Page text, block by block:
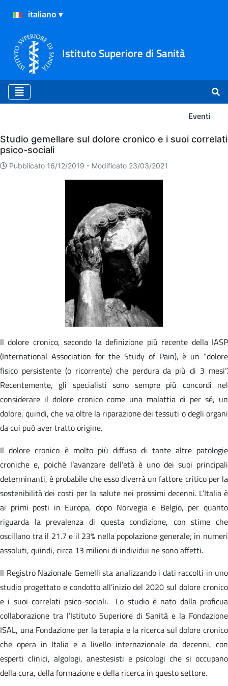
Istituto Superiore di Sanità
Eventi
Eventi
Studio gemellare sul dolore cronico e i suoi correlati
psico-sociali
Pubblicato 16/12/2019 - Modificato 23/03/2021
Il dolore cronico, secondo la definizione più recente della IASP
(International Association for the Study of Pain), è un “dolore
fisico persistente (o ricorrente) che perdura da più di 3 mesi”.
Recentemente, gli specialisti sono sempre più concordi nel
considerare il dolore cronico come una malattia di per sé, un
dolore, quindi, che va oltre la riparazione dei tessuti o degli organi
da cui può aver tratto origine.
Il dolore cronico è molto più diffuso di tante altre patologie
croniche e, poiché l’avanzare dell’età è uno dei suoi principali
determinanti, è probabile che esso diverrà un fattore critico per la
sostenibilità dei costi per la salute nei prossimi decenni. L’Italia è
ai primi posti in Europa, dopo Norvegia e Belgio, per quanto
riguarda la prevalenza di questa condizione, con stime che
oscillano tra il 21.7 e il 23% nella popolazione generale; in numeri
assoluti, quindi, circa 13 milioni di individui ne sono affetti.
Il Registro Nazionale Gemelli sta analizzando i dati raccolti in uno
studio progettato e condotto all’inizio del 2020 sul dolore cronico
e i suoi correlati psico-sociali. Lo studio è nato dalla proficua
collaborazione tra l’Istituto Superiore di Sanità e la Fondazione
ISAL, una Fondazione per la terapia e la ricerca sul dolore cronico
che opera in Italia e a livello internazionale da decenni, con
esperti clinici, algologi, anestesisti e psicologi che si occupano
della cura, della formazione e della ricerca in questo settore.